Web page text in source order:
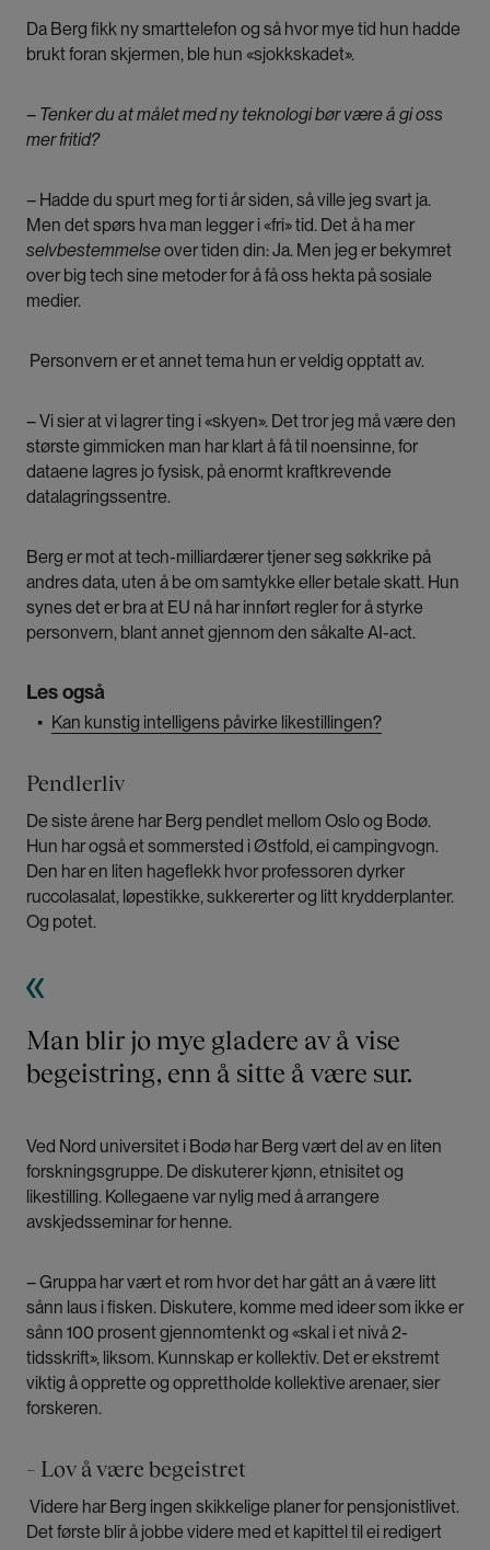
Da Berg fikk ny smarttelefon og så hvor mye tid hun hadde
brukt foran skjermen, ble hun «sjokkskadet».
– Tenker du at målet med ny teknologi bør være å gi oss
mer fritid?
– Hadde du spurt meg for ti år siden, så ville jeg svart ja.
Men det spørs hva man legger i «fri» tid. Det å ha mer
selvbestemmelseover tiden din: Ja. Men jeg er bekymret
over big tech sine metoder for å få oss hekta på sosiale
medier.
Personvern er et annet tema hun er veldig opptatt av.
– Vi sier at vi lagrer ting i «skyen». Det tror jeg må være den
største gimmicken man har klart å få til noensinne, for
dataene lagres jo fysisk, på enormt kraftkrevende
datalagringssentre.
Berg er mot at tech-milliardærer tjener seg søkkrike på
andres data, uten å be om samtykke eller betale skatt. Hun
synes det er bra at EU nå har innført regler for å styrke
personvern, blant annet gjennom den såkalte AI-act.
Les også
▪ Kan kunstig intelligens påvirke likestillingen?
Pendlerliv
De siste årene har Berg pendlet mellom Oslo og Bodø.
Hun har også et sommersted i Østfold, ei campingvogn.
Den har en liten hageflekk hvor professoren dyrker
ruccolasalat, løpestikke, sukkererter og litt krydderplanter.
Og potet.
Man blir jo mye gladere av å vise
begeistring, enn å sitte å være sur.
Ved Nord universitet i Bodø har Berg vært del av en liten
forskningsgruppe. De diskuterer kjønn, etnisitet og
likestilling. Kollegaene var nylig med å arrangere
avskjedsseminar for henne.
– Gruppa har vært et rom hvor det har gått an å være litt
sånn laus i fisken. Diskutere, komme med ideer som ikke er
sånn 100 prosent gjennomtenkt og «skal i et nivå 2-
tidsskrift», liksom. Kunnskap er kollektiv. Det er ekstremt
viktig å opprette og opprettholde kollektive arenaer, sier
forskeren.
– Lov å være begeistret
Videre har Berg ingen skikkelige planer for pensjonistlivet.
Det første blir å jobbe videre med et kapittel til ei redigert